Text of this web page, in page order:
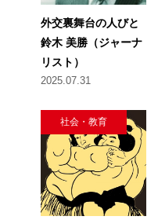
外交裏舞台の人びと
鈴木 美勝（ジャーナ
リスト）
2025.07.31
社会・教育